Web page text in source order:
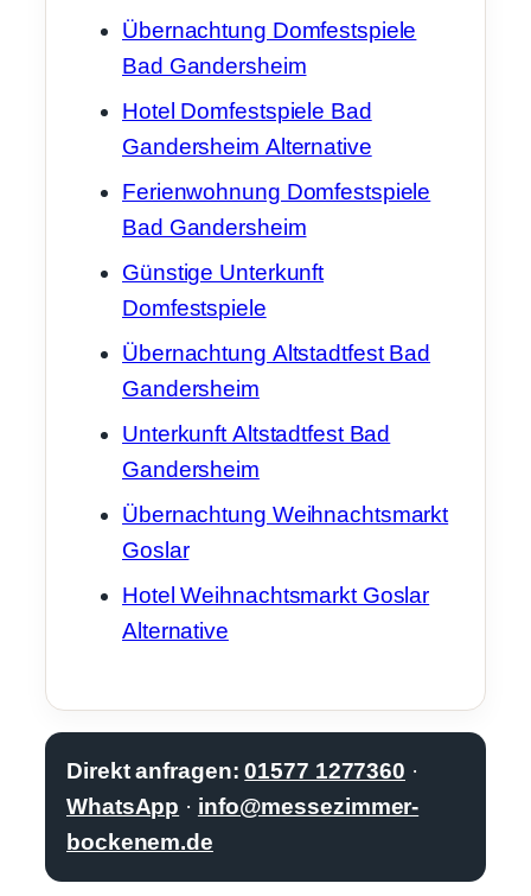
Übernachtung Domfestspiele
Bad Gandersheim
Hotel Domfestspiele Bad
Gandersheim Alternative
Ferienwohnung Domfestspiele
Bad Gandersheim
Günstige Unterkunft
Domfestspiele
Übernachtung Altstadtfest Bad
Gandersheim
Unterkunft Altstadtfest Bad
Gandersheim
Übernachtung Weihnachtsmarkt
Goslar
Hotel Weihnachtsmarkt Goslar
Alternative
Direkt anfragen: 01577 1277360 ·
WhatsApp · info@messezimmer-
bockenem.de